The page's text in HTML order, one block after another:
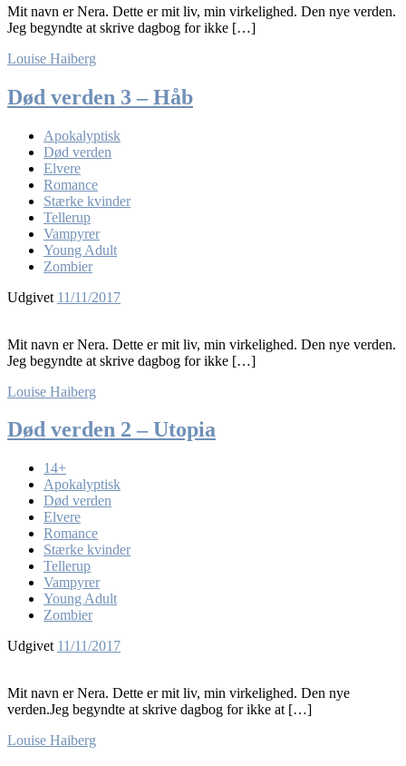
Mit navn er Nera. Dette er mit liv, min virkelighed. Den nye verden.
Jeg begyndte at skrive dagbog for ikke […]
Louise Haiberg
Død verden 3 – Håb
Apokalyptisk
Død verden
Elvere
Romance
Stærke kvinder
Tellerup
Vampyrer
Young Adult
Zombier
Udgivet 11/11/2017
Mit navn er Nera. Dette er mit liv, min virkelighed. Den nye verden.
Jeg begyndte at skrive dagbog for ikke […]
Louise Haiberg
Død verden 2 – Utopia
14+
Apokalyptisk
Død verden
Elvere
Romance
Stærke kvinder
Tellerup
Vampyrer
Young Adult
Zombier
Udgivet 11/11/2017
Mit navn er Nera. Dette er mit liv, min virkelighed. Den nye
verden.Jeg begyndte at skrive dagbog for ikke at […]
Louise Haiberg